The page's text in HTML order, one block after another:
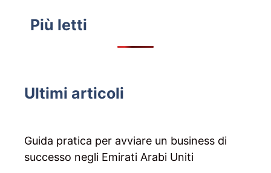
Più letti
Ultimi articoli
Guida pratica per avviare un business di
successo negli Emirati Arabi Uniti